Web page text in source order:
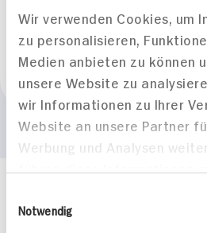
Wir verwenden Cookies, um
zu personalisieren,
Medien anbieten zu können
unsere Website zu
wir Informationen zu Ihrer
Website an unsere Partner
Werbung und Analysen
bereitgestellt haben oder die
Notwendig
Passt zu
Gemüsegerichte, Fisch
Empfohlene Trinktemperatur
+8°C bis +10°C
Mehr Informationen in unserem FAQ